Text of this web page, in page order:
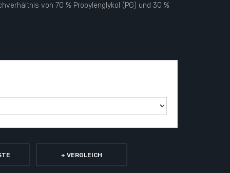
von 70 % Propylenglykol (PG) und 30 %
+ VERGLEICH